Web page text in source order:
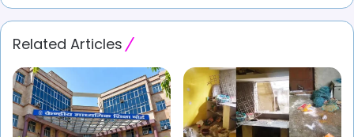
कार्रवाई
नहीं
होने
आंदोलन
की
दी
चेतावनी
के
में
रासायनिक
खाद
Related Articles